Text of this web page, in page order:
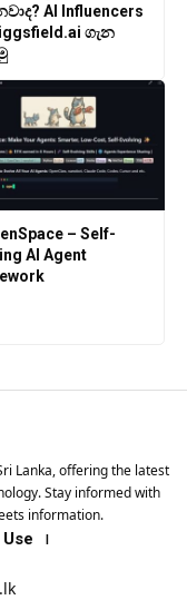
AI Influencers
ගැන
– Self-
AI Agent
Lanka, offering the latest
Stay informed with
information.